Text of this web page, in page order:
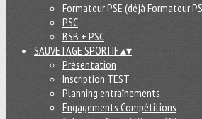
Formateur PSE (déjà Formateur
PSC
BSB + PSC
SAUVETAGE SPORTIF▴▾
Présentation
Inscription TEST
Planning entraînements
Engagements Compétitions